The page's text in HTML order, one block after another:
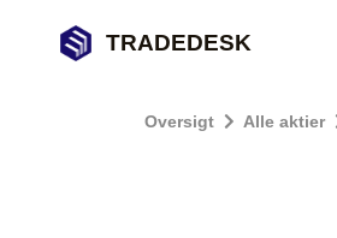
TRADEDESK
Oversigt Alle aktier